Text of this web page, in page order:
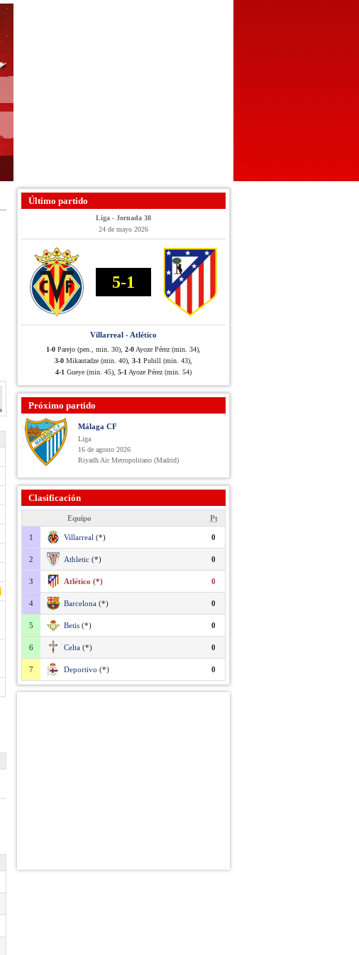
Último partido
Liga - Jornada 38
24 de mayo 2026
5-1
Villarreal - Atlético
1-0 Parejo (pen., min. 30), 2-0 Ayoze Pérez (min. 34),
3-0 Mikautadze (min. 40), 3-1 Pubill (min. 43),
4-1 Gueye (min. 45), 5-1 Ayoze Pérez (min. 54)
Próximo partido
Málaga CF
Liga
16 de agosto 2026
Riyadh Air Metropolitano (Madrid)
Clasificación
Equipo Pt
1 Villarreal (*) 0
2 Athletic (*) 0
3 Atlético (*) 0
4 Barcelona (*) 0
5 Betis (*) 0
6 Celta (*) 0
7 Deportivo (*) 0